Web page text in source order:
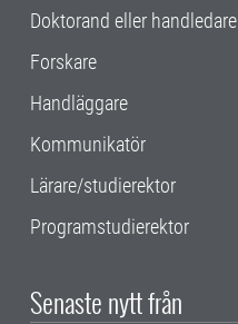
Doktorand eller handledare
Forskare
Handläggare
Kommunikatör
Lärare/studierektor
Programstudierektor
Senaste nytt från